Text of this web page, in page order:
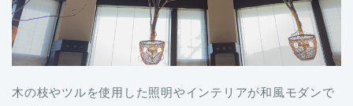
木の枝やツルを使用した照明やインテリアが和風モダンで